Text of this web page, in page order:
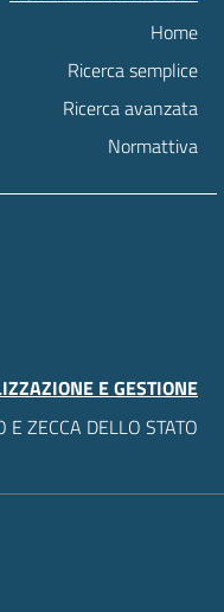
Home
Ricerca semplice
Ricerca avanzata
Normattiva
E GESTIONE
E ZECCA DELLO STATO